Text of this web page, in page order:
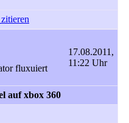
fluxuiert
17.08.2011,
11:22 Uhr
auf xbox 360